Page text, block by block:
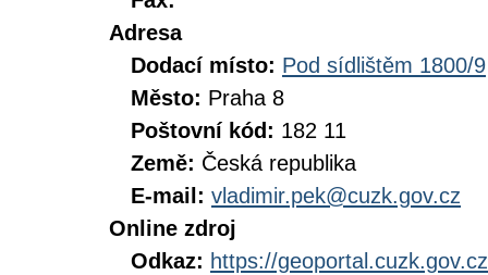
Adresa
Dodací místo: Pod sídlištěm 1800/9
Město: Praha 8
Poštovní kód: 182 11
Země: Česká republika
E-mail: vladimir.pek@cuzk.gov.cz
Online zdroj
Odkaz: https://geoportal.cuzk.gov.cz